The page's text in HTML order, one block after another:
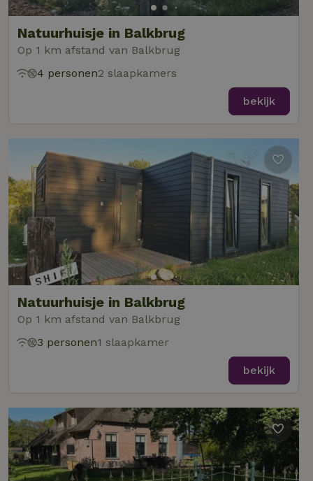
Natuurhuisje in Balkbrug
Op 1 km afstand van Balkbrug
4 personen2 slaapkamers
bekijk
Natuurhuisje in Balkbrug
Op 1 km afstand van Balkbrug
3 personen1 slaapkamer
bekijk